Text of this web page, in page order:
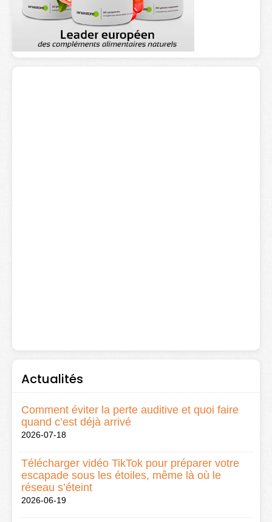
Actualités
Comment éviter la perte auditive et quoi faire
quand c’est déjà arrivé
2026-07-18
Télécharger vidéo TikTok pour préparer votre
escapade sous les étoiles, même là où le
réseau s’éteint
2026-06-19